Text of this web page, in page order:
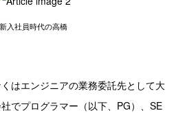
新入社員時代の高橋
はエンジニアの業務委託先として大
でプログラマー（以下、PG）、SE